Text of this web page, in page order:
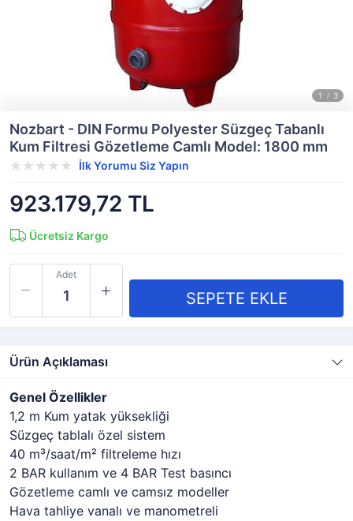
Nozbart - DIN Formu Polyester Süzgeç Tabanlı
Kum Filtresi Gözetleme Camlı Model: 1800 mm
İlk Yorumu Siz Yapın
923.179,72 TL
Ücretsiz Kargo
Adet
Ürün Açıklaması
Genel Özellikler
1,2 m Kum yatak yüksekliği
Süzgeç tablalı özel sistem
40 m³/saat/m² filtreleme hızı
2 BAR kullanım ve 4 BAR Test basıncı
Gözetleme camlı ve camsız modeller
Hava tahliye vanalı ve manometreli